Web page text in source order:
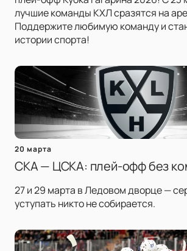
лучшие команды КХЛ сразятся на
Поддержите любимую команду и
истории спорта!
20 марта
СКА — ЦСКА: плей-офф без
27 и 29 марта в Ледовом дворце —
уступать никто не собирается.